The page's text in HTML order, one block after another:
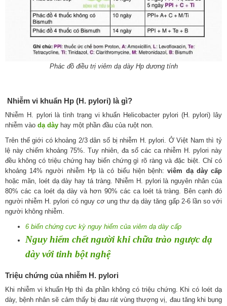
Phác đồ điều trị viêm dạ dày Hp dương tính
Nhiễm vi khuẩn Hp (H. pylori) là gì?
Nhiễm H. pylori là tình trạng vi khuẩn Helicobacter pylori (H. pylori) lây
nhiễm vào dạ dày hay một phần đầu của ruột non.
Trên thế giới có khoảng 2/3 dân số bị nhiễm H. pylori. Ở Việt Nam thì tỷ
lệ này chiếm khoảng 75%. Tuy nhiên, đa số các ca nhiễm H. pylori này
đều không có triệu chứng hay biến chứng gì rõ ràng và đặc biệt. Chỉ có
khoảng 14% người nhiễm Hp là có biểu hiện bệnh:viêm dạ dày cấp
hoặc mãn, loét dạ dày hay tá tràng. Nhiễm H. pylori là nguyên nhân của
80% các ca loét dạ dày và hơn 90% các ca loét tá tràng. Bên cạnh đó
người nhiễm H. pylori có nguy cơ ung thư dạ dày tăng gấp 2-6 lần so với
người không nhiễm.
6 biến chứng cực kỳ nguy hiểm của viêm dạ dày cấp
Nguy hiểm chết người khi chữa trào ngược dạ
dày với tinh bột nghệ
Triệu chứng của nhiễm H. pylori
Khi nhiễm vi khuẩn Hp thì đa phần không có triệu chứng. Khi có loét dạ
dày, bệnh nhân sẽ cảm thấy bị đau rát vùng thượng vị, đau tăng khi bụng